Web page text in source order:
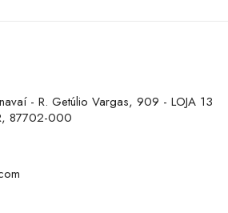
- R. Getúlio Vargas, 909 - LOJA 13
87702-000